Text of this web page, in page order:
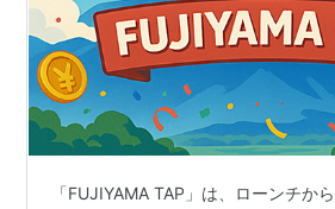
「FUJIYAMA TAP」は、ローンチか